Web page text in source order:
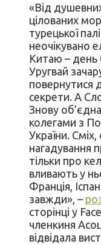
«Від
цілованих
турецької
неочікувано
Китаю – день
Уругвай
повернутися
секрети. А
Знову
колегами з
України.
нагадування
тільки про
вливають у
Франція,
завжди», –
сторінці у
членкиня
відвідала